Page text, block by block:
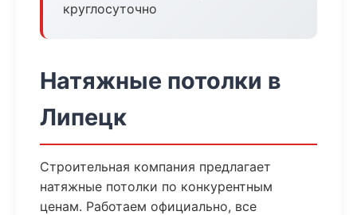
круглосуточно
Натяжные потолки в
Липецк
Строительная компания предлагает
натяжные потолки по конкурентным
ценам. Работаем официально, все